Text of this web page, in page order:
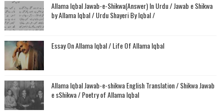
Allama Iqbal Jawab-e-Shikwa(Answer) In Urdu / Jawab e Shikwa
by Allama Iqbal / Urdu Shayeri By Iqbal /
Essay On Allama Iqbal / Life Of Allama Iqbal
Allama Iqbal Jawab-e-shikwa English Translation / Shikwa Jawab
e sShikwa / Poetry of Allama Iqbal